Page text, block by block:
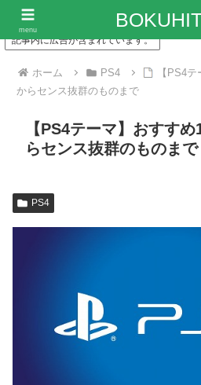
記事内に広告が含まれています。
ホーム PS4
【PS4
からセンス抜群のものまで
【PS4テーマ】おすす
らセンス抜群のものまで
PS4
menu